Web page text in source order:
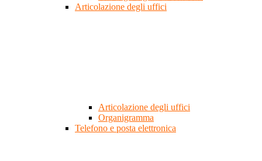
Articolazione degli uffici
Articolazione degli uffici
Organigramma
Telefono e posta elettronica